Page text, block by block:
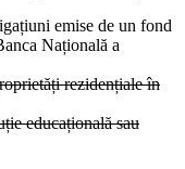
emise de un fond
Națională a
rezidențiale în
educațională sau